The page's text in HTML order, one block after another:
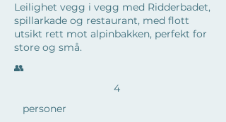
Leilighet vegg i vegg med Ridderbadet,
spillarkade og restaurant, med flott
utsikt rett mot alpinbakken, perfekt for
store og små.
​👥
4
personer